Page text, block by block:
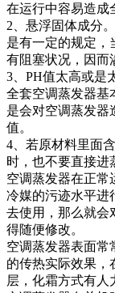
在运行中容易造成
2、悬浮固体成分
是有一定的规定，
有阻塞状况，因而
3、PH值太高或是
全套空调蒸发器基
是会对空调蒸发器
值。
4、若原材料里面
时，也不要直接进
空调蒸发器在正常
冷媒的污迹水平进
去使用，那么就会
得随便修改。
空调蒸发器表面常
的传热实际效果，
层，化霜方式有人